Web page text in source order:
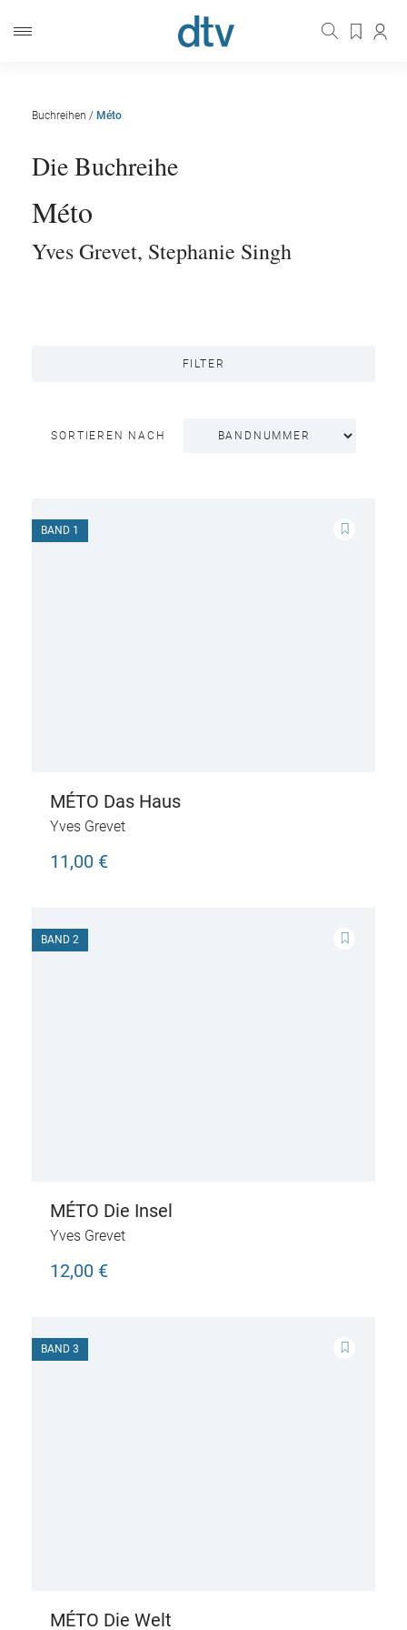
Buchreihen / Méto
Die Buchreihe
Méto
Yves Grevet, Stephanie Singh
FILTER
SORTIEREN NACH
BAND 1
MÉTO Das Haus
Yves Grevet
11,00 €
BAND 2
MÉTO Die Insel
Yves Grevet
12,00 €
BAND 3
MÉTO Die Welt